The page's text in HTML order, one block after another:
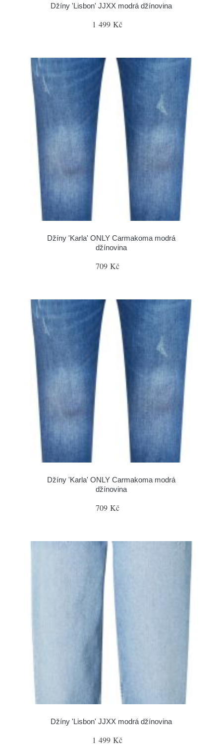
Džíny 'Lisbon' JJXX modrá džínovina
1 499 Kč
Džíny 'Karla' ONLY Carmakoma modrá
džínovina
709 Kč
Džíny 'Karla' ONLY Carmakoma modrá
džínovina
709 Kč
Džíny 'Lisbon' JJXX modrá džínovina
1 499 Kč